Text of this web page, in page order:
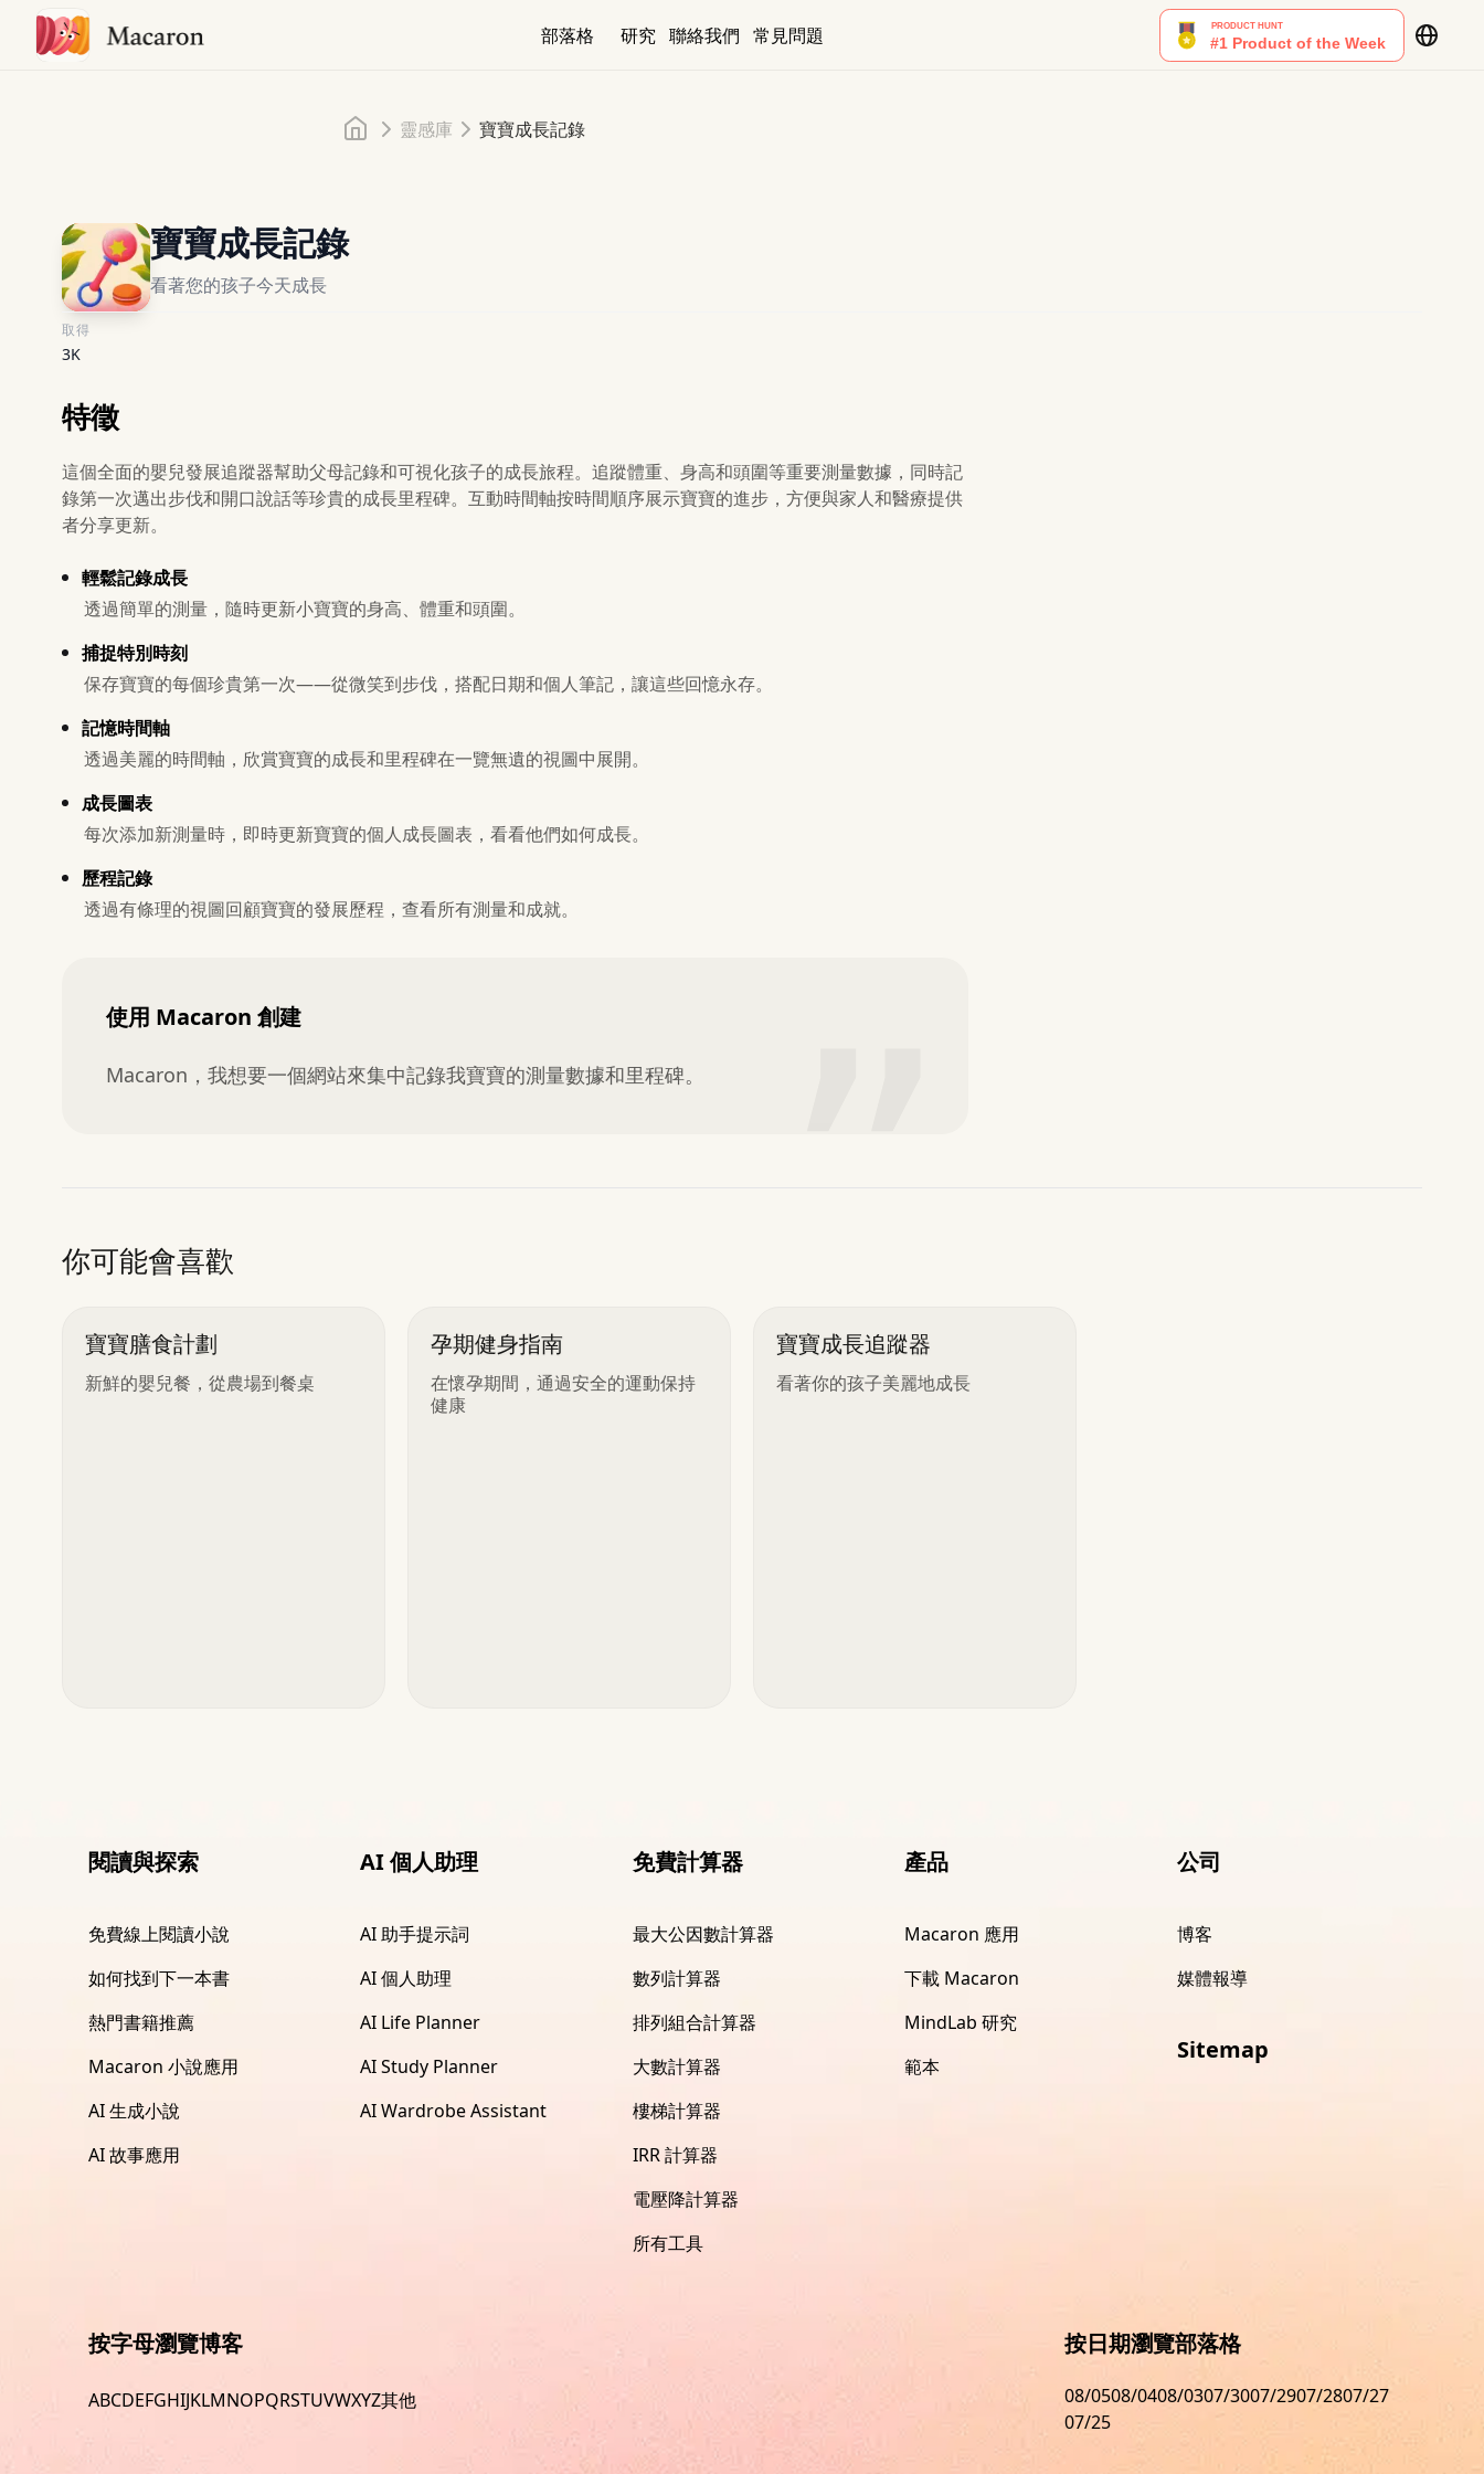
部落格 研究 聯絡我們 常見問題
首頁靈感庫 寶寶成長記錄
寶寶成長記錄
看著您的孩子今天成長
取得
3K
特徵
這個全面的嬰兒發展追蹤器幫助父母記錄和可視化孩子的成長旅程。追蹤體重、身高和頭圍等重要測量數據，同時記
錄第一次邁出步伐和開口說話等珍貴的成長里程碑。互動時間軸按時間順序展示寶寶的進步，方便與家人和醫療提供
者分享更新。
輕鬆記錄成長
透過簡單的測量，隨時更新小寶寶的身高、體重和頭圍。
捕捉特別時刻
保存寶寶的每個珍貴第一次——從微笑到步伐，搭配日期和個人筆記，讓這些回憶永存。
記憶時間軸
透過美麗的時間軸，欣賞寶寶的成長和里程碑在一覽無遺的視圖中展開。
成長圖表
每次添加新測量時，即時更新寶寶的個人成長圖表，看看他們如何成長。
歷程記錄
透過有條理的視圖回顧寶寶的發展歷程，查看所有測量和成就。
使用 Macaron 創建
Macaron，我想要一個網站來集中記錄我寶寶的測量數據和里程碑。
你可能會喜歡
寶寶膳食計劃
新鮮的嬰兒餐，從農場到餐桌
孕期健身指南
在懷孕期間，通過安全的運動保持
健康
寶寶成長追蹤器
看著你的孩子美麗地成長
閱讀與探索
免費線上閱讀小說
如何找到下一本書
熱門書籍推薦
Macaron 小說應用
AI 生成小說
AI 故事應用
AI 個人助理
AI 助手提示詞
AI 個人助理
AI Life Planner
AI Study Planner
AI Wardrobe Assistant
免費計算器
最大公因數計算器
數列計算器
排列組合計算器
大數計算器
樓梯計算器
IRR 計算器
電壓降計算器
所有工具
產品
Macaron 應用
下載 Macaron
MindLab 研究
範本
公司
博客
媒體報導
Sitemap
按字母瀏覽博客
ABCDEFGHIJKLMNOPQRSTUVWXYZ其他
按日期瀏覽部落格
08/0508/0408/0307/3007/2907/2807/27
07/25